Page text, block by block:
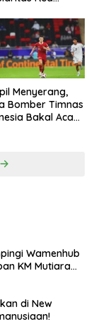
Menyerang,
Bomber Timnas
Bakal Acak-
Wamenhub
KM Mutiara
di New